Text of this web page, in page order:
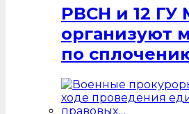
РВСН и 12
организуют
по